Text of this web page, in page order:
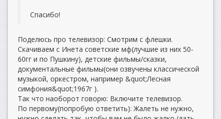
Спасибо!
Поделюсь про телевизор: Смотрим с флешки.
Скачиваем с Инета советские мф(лучшие из них 50-
60гг и по Пушкину), детские фильмы/сказки,
документальные фильмы(они озвучены классической
музыкой, оркестром, например &quot;Лесная
симфония&quot;1967г ).
Так что наоборот говорю: Включите телевизор.
По первому(попробую ответить): Жалеть не нужно,